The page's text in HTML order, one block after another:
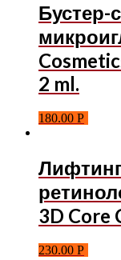
Бустер-
2 ml.
180.00 Р
3D Core
230.00 Р